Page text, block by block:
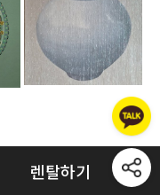
렌탈하기